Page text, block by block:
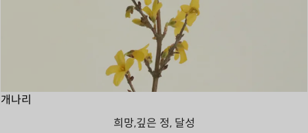
개나리
희망,깊은 정, 달성